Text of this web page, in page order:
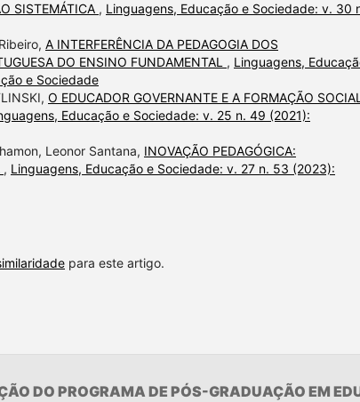
SISTEMÁTICA , Linguagens, Educação e Sociedade: v. 30
A INTERFERÊNCIA DA PEDAGOGIA DOS
DO ENSINO FUNDAMENTAL , Linguagens,
e Sociedade
O EDUCADOR GOVERNANTE E A FORMAÇÃO SOCIAL
Educação e Sociedade: v. 25 n. 49 (2021):
Leonor Santana, INOVAÇÃO PEDAGÓGICA:
, Linguagens, Educação e Sociedade: v. 27 n. 53 (2023):
para este artigo.
DO PROGRAMA DE PÓS-GRADUAÇÃO EM